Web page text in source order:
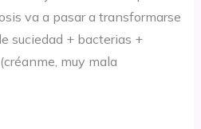
va a pasar a transformarse
suciedad + bacterias +
muy mala